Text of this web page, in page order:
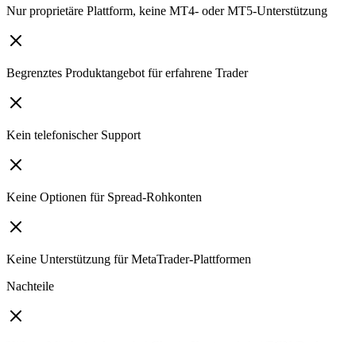
Nur proprietäre Plattform, keine MT4- oder MT5-Unterstützung
Begrenztes Produktangebot für erfahrene Trader
Kein telefonischer Support
Keine Optionen für Spread-Rohkonten
Keine Unterstützung für MetaTrader-Plattformen
Nachteile